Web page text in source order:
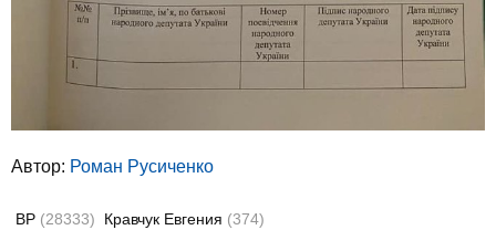
Автор: Роман Русиченко
ВР (28333) Кравчук Евгения (374)